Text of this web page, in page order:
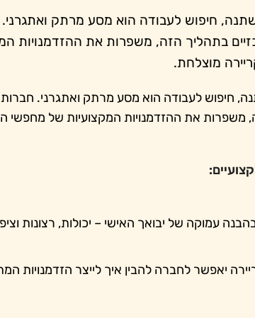
חיפוש לעבודה הוא מסע מרתק
בתהליך הזה, משפרות את ההזדמנויות
מוצלחת.
חיפוש לעבודה הוא מסע מרתק ואתגרני. חברות
משפרות את ההזדמנויות המקצועיות של מחפשי
עמוקה של יבואך האישי – יכולות, רצונות
יאפשר לחברה להבין איך לייצר הזדמנויות